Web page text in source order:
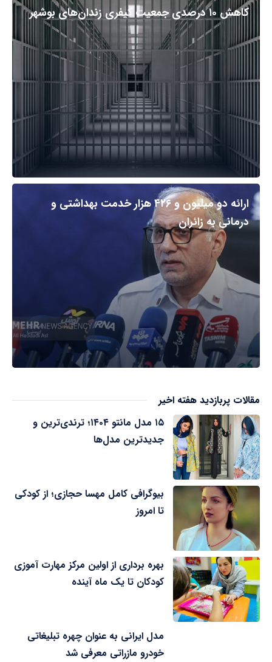
کاهش ۱۰ درصدی جمعیت کیفری زندان‌های بوشهر
ارائه دو میلیون و ۴۲۶ هزار خدمت بهداشتی و
درمانی به زائران
مقالات پربازدید هفته اخیر
۱۵ مدل مانتو ۱۴۰۴؛ ترندی‌ترین و
جدیدترین مدل‌ها
بیوگرافی کامل مهسا حجازی؛ از کودکی
تا امروز
بهره برداری از اولین مرکز مهارت آموزی
کودکان تا یک ماه آینده
مدل ایرانی به عنوان چهره تبلیغاتی
خودرو مازراتی معرفی شد